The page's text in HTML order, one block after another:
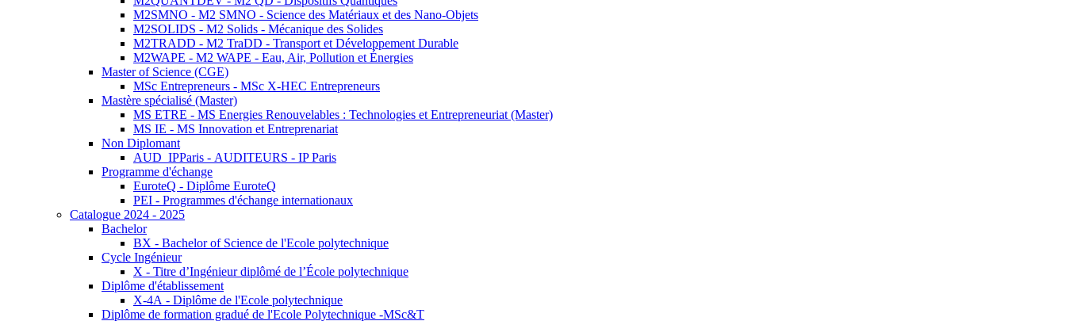
M2SMNO - M2 SMNO - Science des Matériaux et des Nano-Objets
M2SOLIDS - M2 Solids - Mécanique des Solides
M2TRADD - M2 TraDD - Transport et Développement Durable
M2WAPE - M2 WAPE - Eau, Air, Pollution et Énergies
Master of Science (CGE)
MSc Entrepreneurs - MSc X-HEC Entrepreneurs
Mastère spécialisé (Master)
MS ETRE - MS Energies Renouvelables : Technologies et Entrepreneuriat (Master)
MS IE - MS Innovation et Entreprenariat
Non Diplomant
AUD_IPParis - AUDITEURS - IP Paris
Programme d'échange
EuroteQ - Diplôme EuroteQ
PEI - Programmes d'échange internationaux
Catalogue 2024 - 2025
Bachelor
BX - Bachelor of Science de l'Ecole polytechnique
Cycle Ingénieur
X - Titre d’Ingénieur diplômé de l’École polytechnique
Diplôme d'établissement
X-4A - Diplôme de l'Ecole polytechnique
Diplôme de formation gradué de l'Ecole Polytechnique -MSc&T